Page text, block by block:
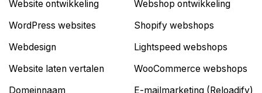
Website ontwikkeling
WordPress websites
Webdesign
Website laten vertalen
Domeinnaam
Webshop ontwikkeling
Shopify webshops
Lightspeed webshops
WooCommerce webshops
E-mailmarketing (Reloadify)